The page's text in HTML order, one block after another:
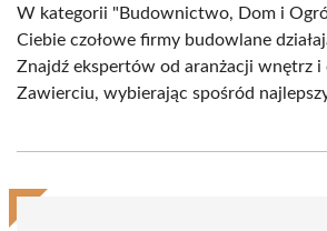
W kategorii "Budownictwo, Dom i
Ciebie czołowe firmy budowlane
Znajdź ekspertów od aranżacji wnętrz
Zawierciu, wybierając spośród